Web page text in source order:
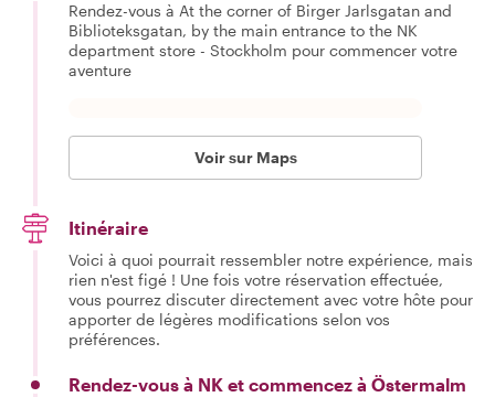
Rendez-vous à At the corner of Birger Jarlsgatan and
Biblioteksgatan, by the main entrance to the NK
department store - Stockholm pour commencer votre
aventure
Voir sur Maps
Itinéraire
Voici à quoi pourrait ressembler notre expérience, mais
rien n'est figé ! Une fois votre réservation effectuée,
vous pourrez discuter directement avec votre hôte pour
apporter de légères modifications selon vos
préférences.
Rendez-vous à NK et commencez à Östermalm